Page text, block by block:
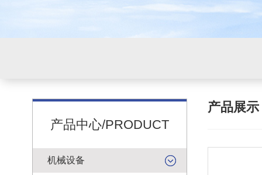
产品中心/PRODUCT
机械设备
产品展示